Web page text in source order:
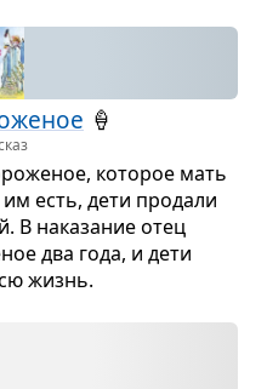
🍦
кото­рое мать
есть, дети про­дали
В нака­за­ние отец
два года, и дети
жизнь.